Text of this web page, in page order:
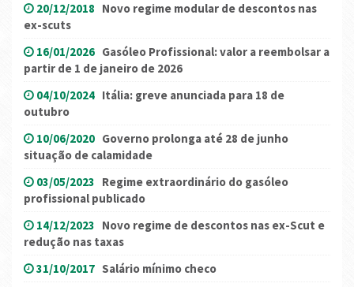
20/12/2018 Novo regime modular de descontos nas
ex-scuts
16/01/2026 Gasóleo Profissional: valor a reembolsar a
partir de 1 de janeiro de 2026
04/10/2024 Itália: greve anunciada para 18 de
outubro
10/06/2020 Governo prolonga até 28 de junho
situação de calamidade
03/05/2023 Regime extraordinário do gasóleo
profissional publicado
14/12/2023 Novo regime de descontos nas ex-Scut e
redução nas taxas
31/10/2017 Salário mínimo checo